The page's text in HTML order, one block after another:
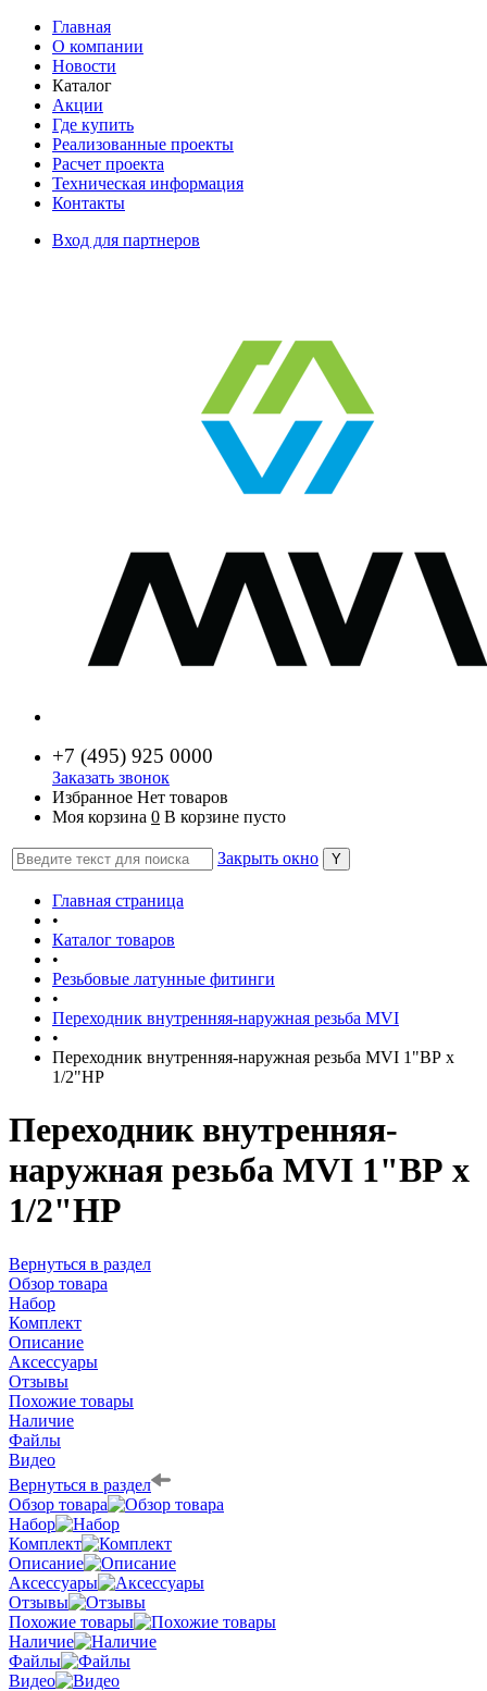
Главная
О компании
Новости
Каталог
Акции
Где купить
Реализованные проекты
Расчет проекта
Техническая информация
Контакты
Вход для партнеров
+7 (495) 925 0000
Заказать звонок
Избранное Нет товаров
Моя корзина 0 В корзине пусто
Закрыть окно
Главная страница
•
Каталог товаров
•
Резьбовые латунные фитинги
•
Переходник внутренняя-наружная резьба MVI
•
Переходник внутренняя-наружная резьба MVI 1"ВР х
1/2"НР
Переходник внутренняя-
наружная резьба MVI 1"ВР х
1/2"НР
Вернуться в раздел
Обзор товара
Набор
Комплект
Описание
Аксессуары
Отзывы
Похожие товары
Наличие
Файлы
Видео
Вернуться в раздел
Обзор товара
Набор
Комплект
Описание
Аксессуары
Отзывы
Похожие товары
Наличие
Файлы
Видео